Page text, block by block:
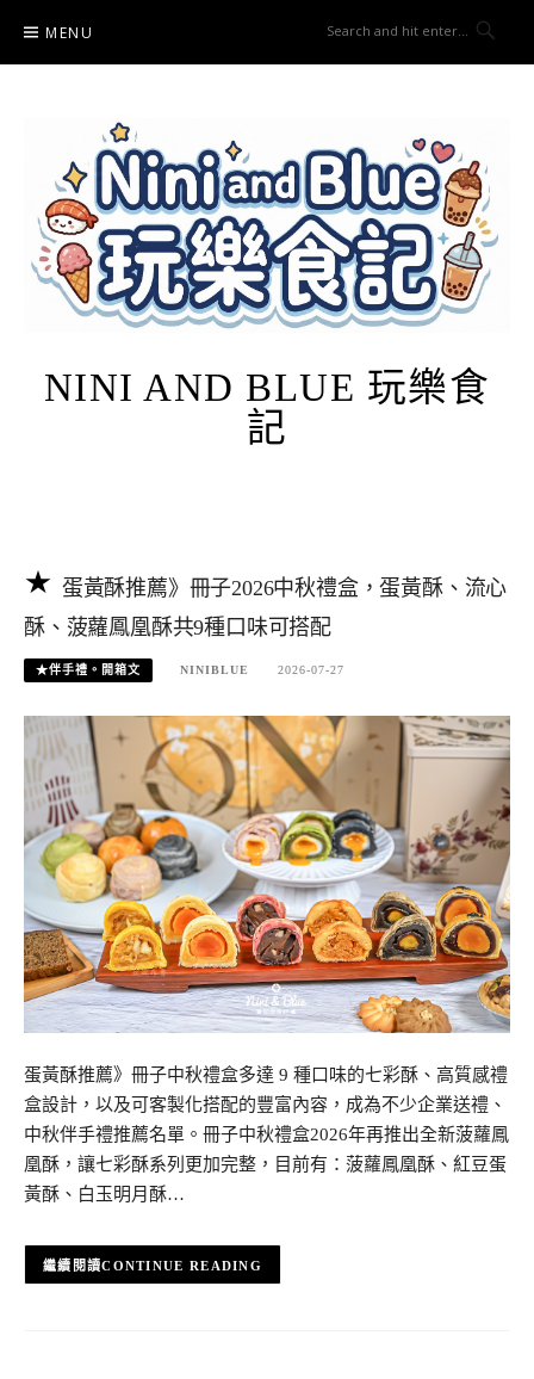
content
MENU
NINI AND BLUE 玩樂食
記
蛋黃酥推薦》冊子2026中秋禮盒，蛋黃酥、流心
酥、菠蘿鳳凰酥共9種口味可搭配
★伴手禮。開箱文 NINIBLUE 2026-07-27
蛋黃酥推薦》冊子中秋禮盒多達 9 種口味的七彩酥、高質感禮
盒設計，以及可客製化搭配的豐富內容，成為不少企業送禮、
中秋伴手禮推薦名單。冊子中秋禮盒2026年再推出全新菠蘿鳳
凰酥，讓七彩酥系列更加完整，目前有：菠蘿鳳凰酥、紅豆蛋
黃酥、白玉明月酥…
CONTINUE READING